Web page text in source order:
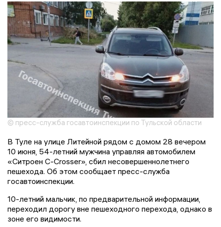
© пресс-служба госавтоинспекции по Тульской области
В Туле на улице Литейной рядом с домом 28 вечером
10 июня, 54-летний мужчина управляя автомобилем
«Ситроен С-Crosser», сбил несовершеннолетнего
пешехода. Об этом сообщает пресс-служба
госавтоинспекции.
10-летний мальчик, по предварительной информации,
переходил дорогу вне пешеходного перехода, однако в
зоне его видимости.